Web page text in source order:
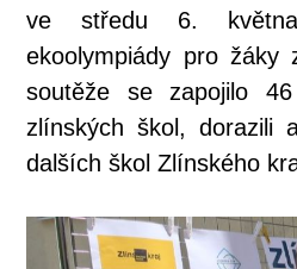
ve středu 6.
ekoolympiády pro žáky
soutěže se zapojilo
zlínských škol, dorazili
dalších škol Zlínského